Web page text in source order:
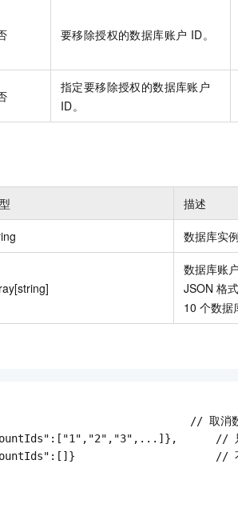
要移除授权的数据库账户 ID。
指定要移除授权的数据库账户
ID。
描述
数据库实
数据库账
JSON 格
10 个数据
// 取消数据库授
// 只
//